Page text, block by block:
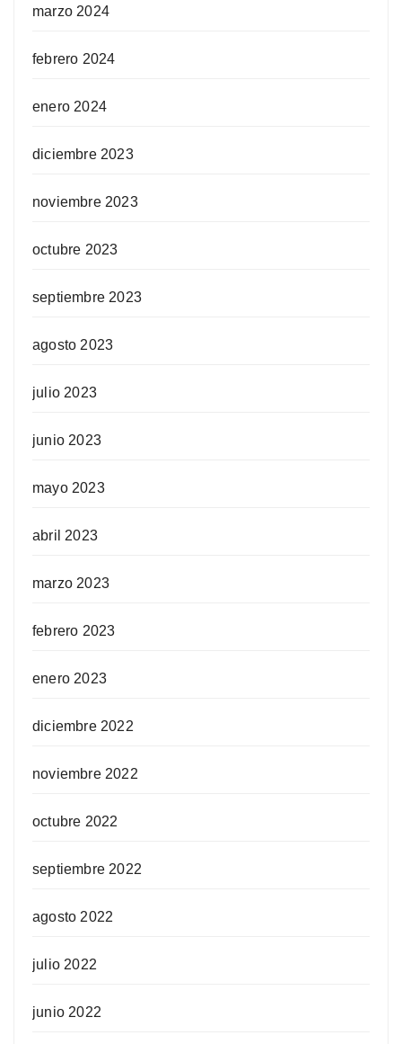
marzo 2024
febrero 2024
enero 2024
diciembre 2023
noviembre 2023
octubre 2023
septiembre 2023
agosto 2023
julio 2023
junio 2023
mayo 2023
abril 2023
marzo 2023
febrero 2023
enero 2023
diciembre 2022
noviembre 2022
octubre 2022
septiembre 2022
agosto 2022
julio 2022
junio 2022